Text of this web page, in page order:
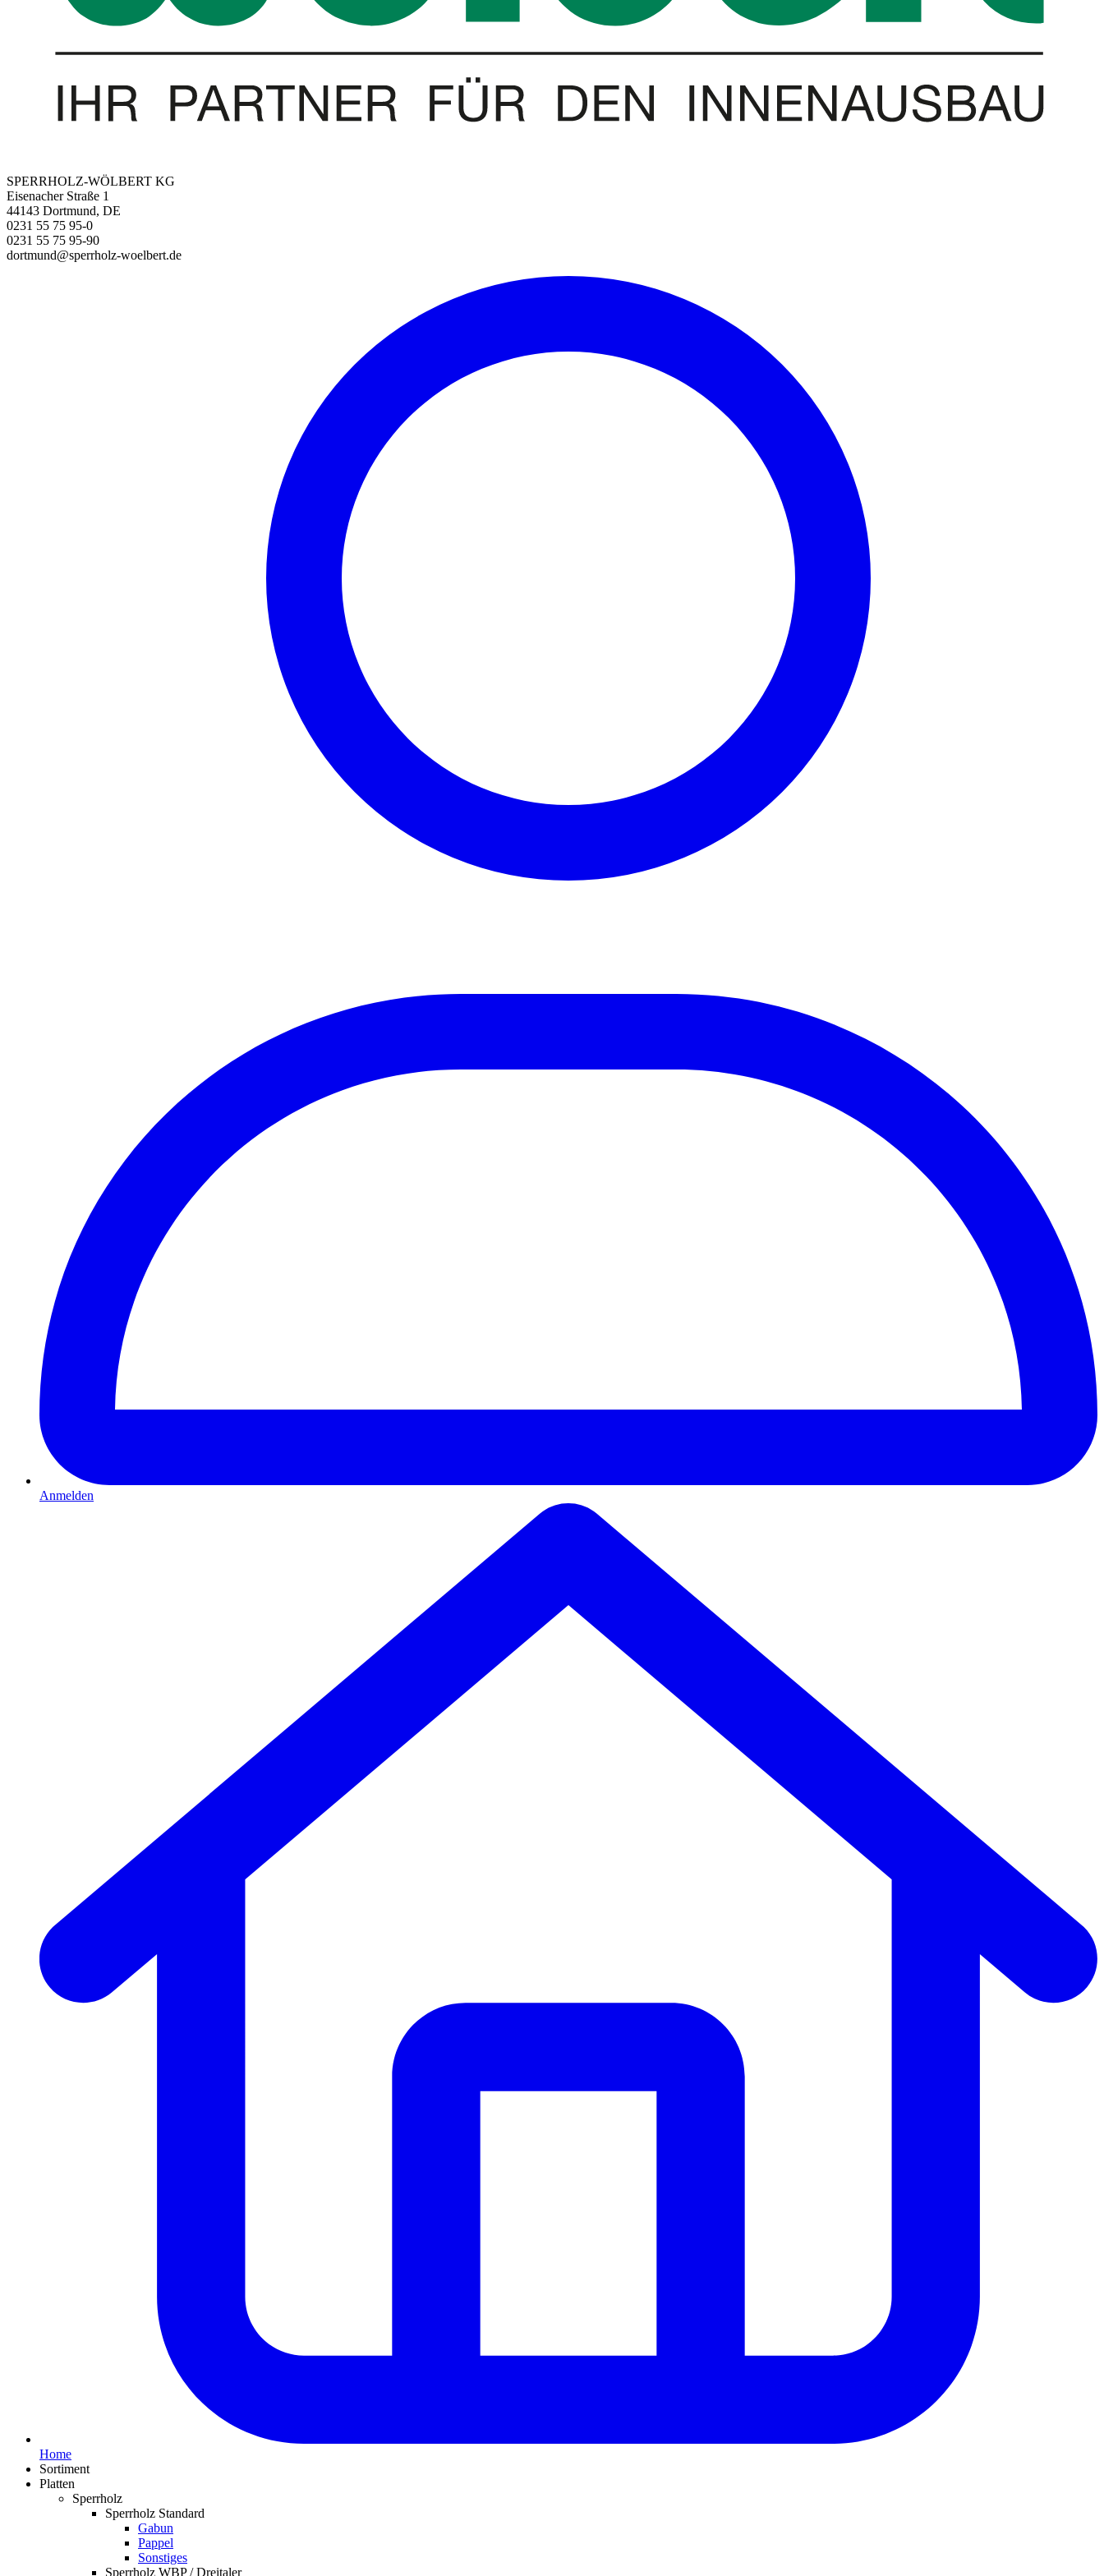
SPERRHOLZ-WÖLBERT KG
Eisenacher Straße 1
44143 Dortmund, DE
0231 55 75 95-0
0231 55 75 95-90
dortmund@sperrholz-woelbert.de
Anmelden
Home
Sortiment
Platten
Sperrholz
Sperrholz Standard
Gabun
Pappel
Sonstiges
Sperrholz WBP / Dreitaler